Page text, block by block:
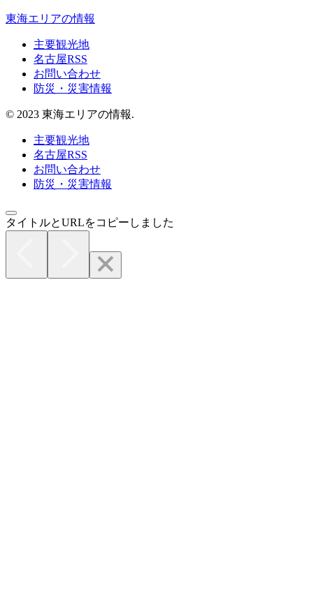
東海エリアの情報
主要観光地
名古屋RSS
お問い合わせ
防災・災害情報
© 2023 東海エリアの情報.
主要観光地
名古屋RSS
お問い合わせ
防災・災害情報
タイトルとURLをコピーしました